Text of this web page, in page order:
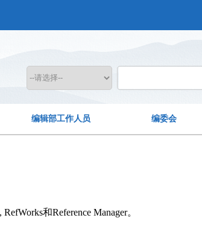
编辑部工作人员 编委会
和Reference Manager。